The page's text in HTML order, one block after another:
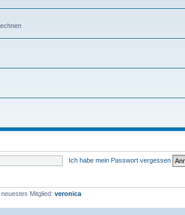
Ich habe mein Passwort vergessen
Mitglied: veronica